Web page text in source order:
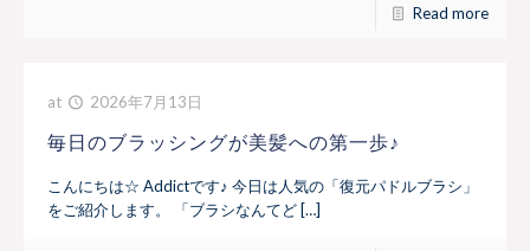
Read more
at 2026年7月13日
毎日のブラッシングが美髪への第一歩♪
こんにちは☆ Addictです♪ 今日は人気の「復元パドルブラシ」
をご紹介します。 「ブラシなんてど […]